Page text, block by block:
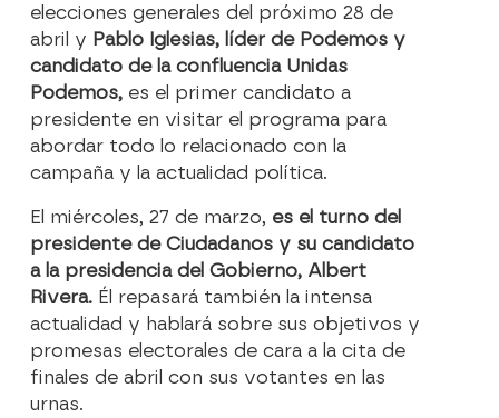
elecciones generales del próximo 28 de
abril y Pablo Iglesias, líder de Podemos y
candidato de la confluencia Unidas
Podemos, es el primer candidato a
presidente en visitar el programa para
abordar todo lo relacionado con la
campaña y la actualidad política.
El miércoles, 27 de marzo, es el turno del
presidente de Ciudadanos y su candidato
a la presidencia del Gobierno, Albert
Rivera. Él repasará también la intensa
actualidad y hablará sobre sus objetivos y
promesas electorales de cara a la cita de
finales de abril con sus votantes en las
urnas.